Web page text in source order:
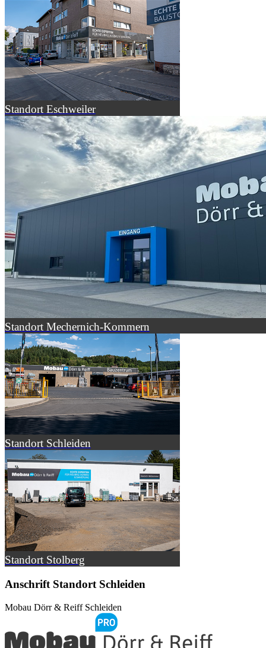
Standort Eschweiler
Standort Mechernich-Kommern
Standort Schleiden
Standort Stolberg
Anschrift Standort Schleiden
Mobau Dörr & Reiff Schleiden